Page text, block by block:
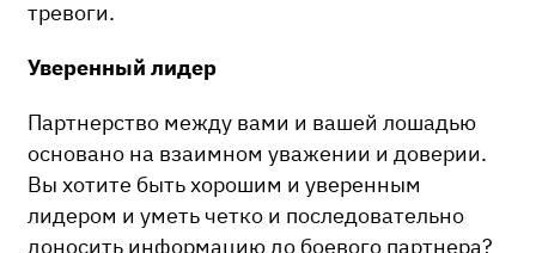
тревоги.
Уверенный лидер
Партнерство между вами и вашей лошадью
основано на взаимном уважении и доверии.
Вы хотите быть хорошим и уверенным
лидером и уметь четко и последовательно
доносить информацию до боевого партнера?